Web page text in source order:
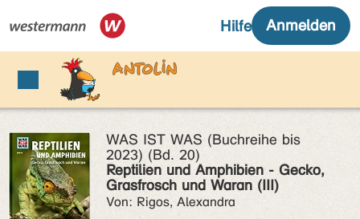
WAS IST WAS (Buchreihe bis
2023) (Bd. 20)
Reptilien und Amphibien - Gecko,
Grasfrosch und Waran (III)
Von: Rigos, Alexandra